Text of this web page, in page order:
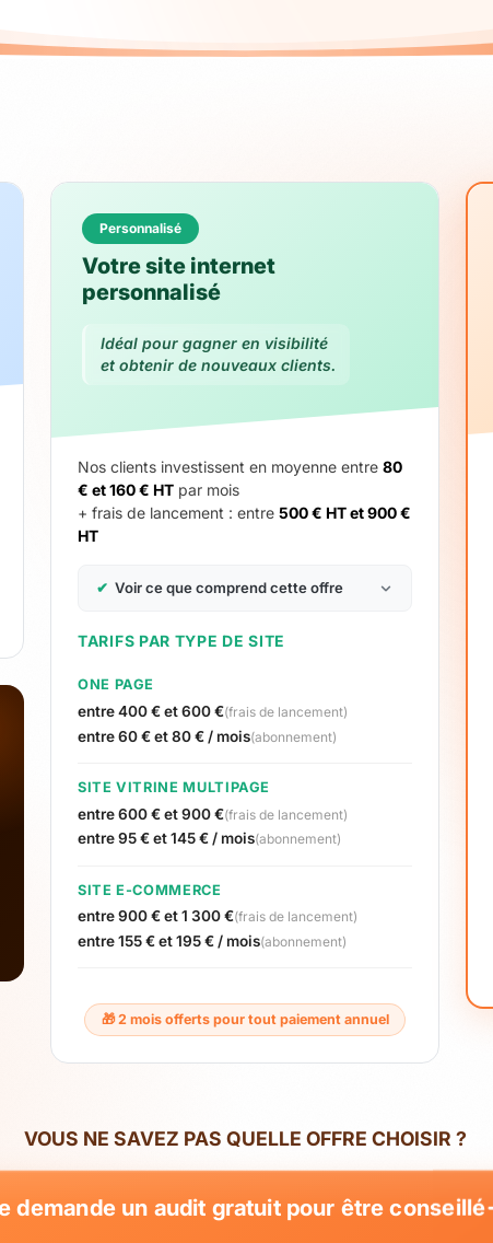
Personnalisé
Votre site internet
personnalisé
Idéal pour gagner en visibilité
et obtenir de nouveaux clients.
Nos clients investissent en moyenne entre 80
€ et 160 € HT par mois
+ frais de lancement : entre 500 € HT et 900 €
HT
✔ Voir ce que comprend cette offre
TARIFS PAR TYPE DE SITE
ONE PAGE
entre 400 € et 600 €(frais de lancement)
entre 60 € et 80 € / mois(abonnement)
SITE VITRINE MULTIPAGE
entre 600 € et 900 €(frais de lancement)
entre 95 € et 145 € / mois(abonnement)
SITE E-COMMERCE
entre 900 € et 1 300 €(frais de lancement)
entre 155 € et 195 € / mois(abonnement)
🎁 2 mois offerts pour tout paiement annuel
VOUS NE SAVEZ PAS QUELLE OFFRE CHOISIR ?
demande un audit gratuit pour être conseillé